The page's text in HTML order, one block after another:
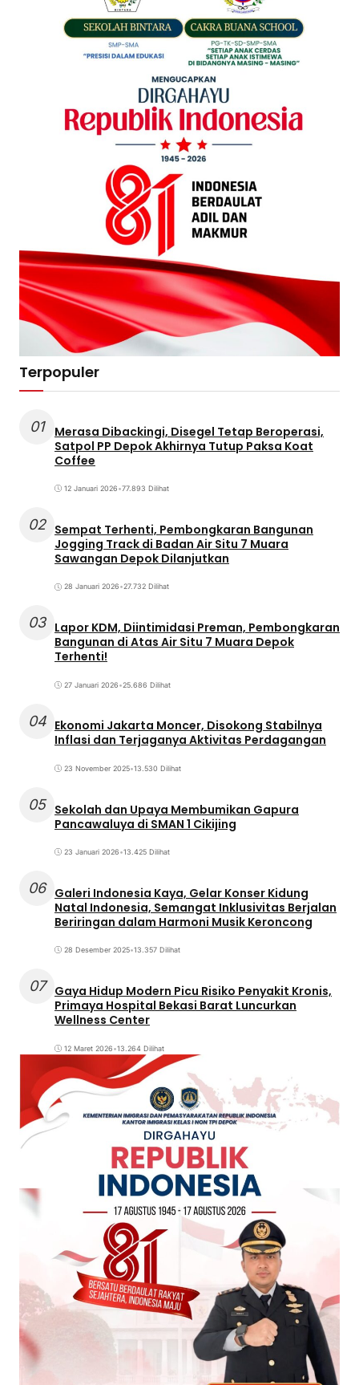
Terpopuler
01
Merasa Dibackingi, Disegel Tetap Beroperasi,
Satpol PP Depok Akhirnya Tutup Paksa Koat
Coffee
12 Januari 2026•77.893 Dilihat
02 Sempat Terhenti, Pembongkaran Bangunan
Jogging Track di Badan Air Situ 7 Muara
Sawangan Depok Dilanjutkan
28 Januari 2026•27.732 Dilihat
03 Lapor KDM, Diintimidasi Preman, Pembongkaran
Bangunan di Atas Air Situ 7 Muara Depok
Terhenti!
27 Januari 2026•25.686 Dilihat
04 Ekonomi Jakarta Moncer, Disokong Stabilnya
Inflasi dan Terjaganya Aktivitas Perdagangan
23 November 2025•13.530 Dilihat
05 Sekolah dan Upaya Membumikan Gapura
Pancawaluya di SMAN 1 Cikijing
23 Januari 2026•13.425 Dilihat
06 Galeri Indonesia Kaya, Gelar Konser Kidung
Natal Indonesia, Semangat Inklusivitas Berjalan
Beriringan dalam Harmoni Musik Keroncong
28 Desember 2025•13.357 Dilihat
07
Gaya Hidup Modern Picu Risiko Penyakit Kronis,
Primaya Hospital Bekasi Barat Luncurkan
Wellness Center
12 Maret 2026•13.264 Dilihat